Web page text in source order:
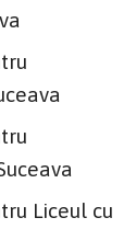
Liceul cu